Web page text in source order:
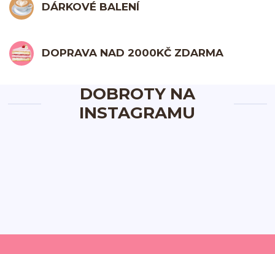
DÁRKOVÉ BALENÍ
DOPRAVA NAD 2000KČ ZDARMA
DOBROTY NA
INSTAGRAMU